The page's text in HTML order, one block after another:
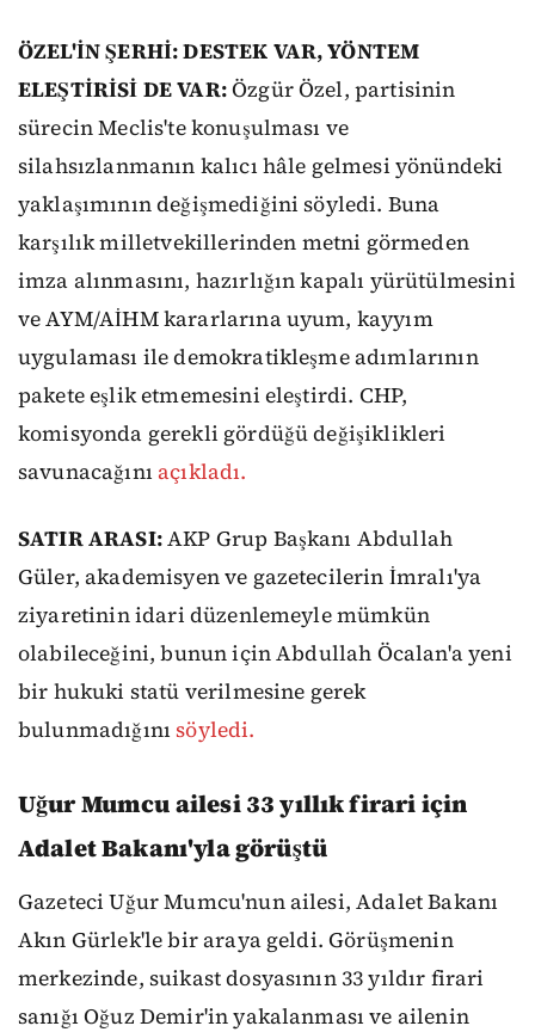
ÖZEL'İN ŞERHİ: DESTEK VAR, YÖNTEM
ELEŞTİRİSİ DE VAR:Özgür Özel, partisinin
sürecin Meclis'te konuşulması ve
silahsızlanmanın kalıcı hâle gelmesi yönündeki
yaklaşımının değişmediğini söyledi. Buna
karşılık milletvekillerinden metni görmeden
imza alınmasını, hazırlığın kapalı yürütülmesini
ve AYM/AİHM kararlarına uyum, kayyım
uygulaması ile demokratikleşme adımlarının
pakete eşlik etmemesini eleştirdi. CHP,
komisyonda gerekli gördüğü değişiklikleri
savunacağını açıkladı.
SATIR ARASI:AKP Grup Başkanı Abdullah
Güler, akademisyen ve gazetecilerin İmralı'ya
ziyaretinin idari düzenlemeyle mümkün
olabileceğini, bunun için Abdullah Öcalan'a yeni
bir hukuki statü verilmesine gerek
bulunmadığınısöyledi.
Uğur Mumcu ailesi 33 yıllık firari için
Adalet Bakanı'yla görüştü
Gazeteci Uğur Mumcu'nun ailesi, Adalet Bakanı
Akın Gürlek'le bir araya geldi. Görüşmenin
merkezinde, suikast dosyasının 33 yıldır firari
sanığı Oğuz Demir'in yakalanması ve ailenin